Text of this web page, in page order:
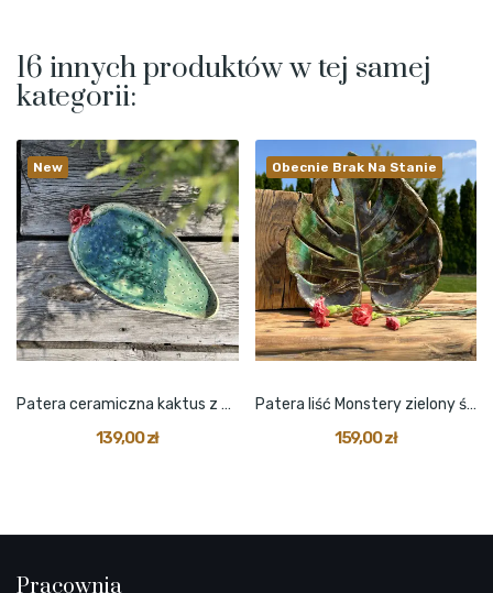
16 innych produktów w tej samej
kategorii:
New
Patera ceramiczna kaktus z kwiatem
139,00 zł
Obecnie Brak Na Stanie
Patera liść Monstery zielony średni
159,00 zł
Pracownia